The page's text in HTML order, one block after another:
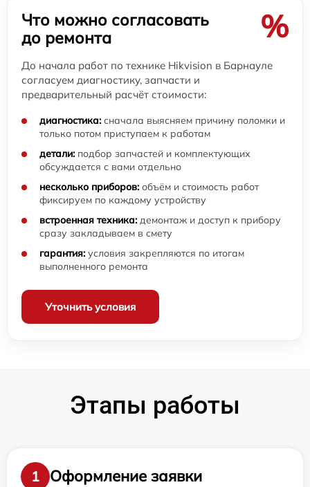
Что можно согласовать
до ремонта
%
До начала работ по технике Hikvision в Барнауле
согласуем диагностику, запчасти и
предварительный расчёт стоимости:
диагностика: сначала выясняем причину поломки и
только потом приступаем к работам
детали: подбор запчастей и комплектующих
обсуждается с вами отдельно
несколько приборов: объём и стоимость работ
фиксируем по каждому устройству
встроенная техника: демонтаж и доступ к прибору
сразу закладываем в смету
гарантия: условия закрепляются по итогам
выполненного ремонта
Уточнить условия
Этапы работы
1
Оформление заявки